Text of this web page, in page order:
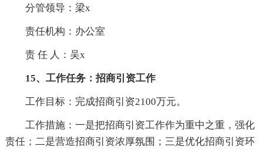
分管领导：梁x
责任机构：办公室
责 任 人：吴x
15、工作任务：招商引资工作
工作目标：完成招商引资2100万元。
工作措施：一是把招商引资工作作为重中之重，强化
责任；二是营造招商引资浓厚氛围；三是优化招商引资环